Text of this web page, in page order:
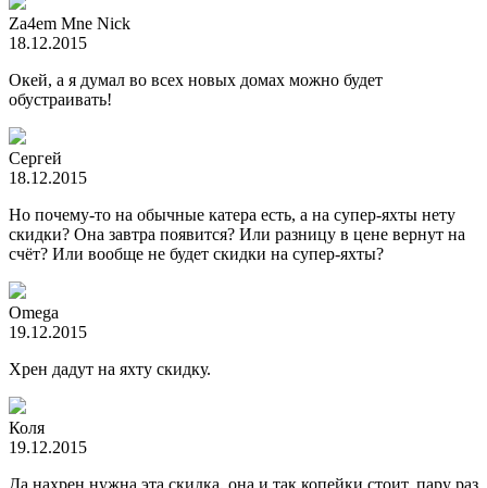
Za4em Mne Nick
18.12.2015
Окей, а я думал во всех новых домах можно будет
обустраивать!
Сергей
18.12.2015
Но почему-то на обычные катера есть, а на супер-яхты нету
скидки? Она завтра появится? Или разницу в цене вернут на
счёт? Или вообще не будет скидки на супер-яхты?
Omega
19.12.2015
Хрен дадут на яхту скидку.
Коля
19.12.2015
Да нахрен нужна эта скидка, она и так копейки стоит, пару раз